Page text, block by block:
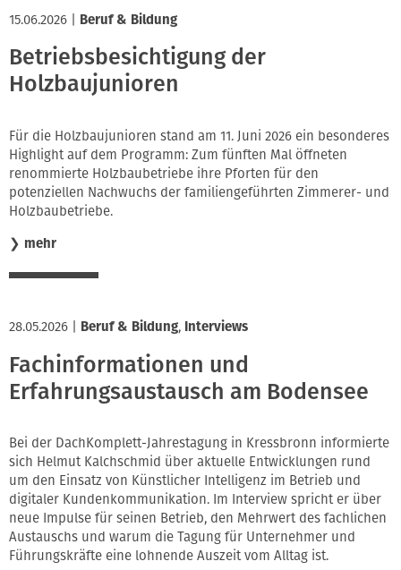
15.06.2026 Beruf & Bildung
Betriebsbesichtigung der
Holzbaujunioren
Für die Holzbaujunioren stand am 11. Juni 2026 ein besonderes
Highlight auf dem Programm: Zum fünften Mal öffneten
renommierte Holzbaubetriebe ihre Pforten für den
potenziellen Nachwuchs der familiengeführten Zimmerer- und
Holzbaubetriebe.
❯ mehr
28.05.2026 Beruf & Bildung, Interviews
Fachinformationen und
Erfahrungsaustausch am Bodensee
Bei der DachKomplett-Jahrestagung in Kressbronn informierte
sich Helmut Kalchschmid über aktuelle Entwicklungen rund
um den Einsatz von Künstlicher Intelligenz im Betrieb und
digitaler Kundenkommunikation. Im Interview spricht er über
neue Impulse für seinen Betrieb, den Mehrwert des fachlichen
Austauschs und warum die Tagung für Unternehmer und
Führungskräfte eine lohnende Auszeit vom Alltag ist.